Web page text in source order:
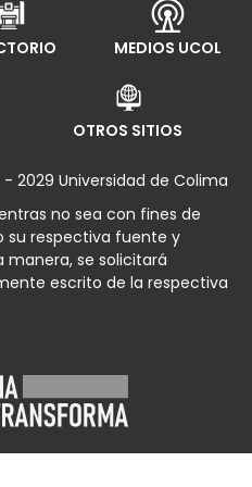
MEDIOS UCOL
OTROS SITIOS
2029 Universidad de Colima
no sea con fines de
su respectiva fuente y
se solicitará
escrito de la respectiva